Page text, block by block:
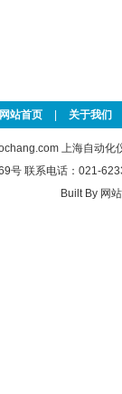
网站首页 关于我们
上海自动化
号 联系电话：021-
Built By 网